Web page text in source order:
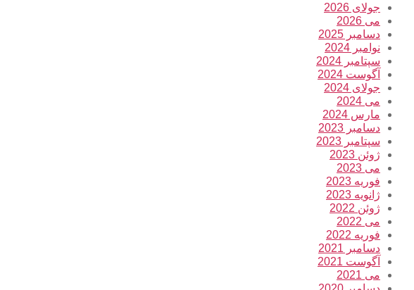
جولای 2026
می 2026
دسامبر 2025
نوامبر 2024
سپتامبر 2024
آگوست 2024
جولای 2024
می 2024
مارس 2024
دسامبر 2023
سپتامبر 2023
ژوئن 2023
می 2023
فوریه 2023
ژانویه 2023
ژوئن 2022
می 2022
فوریه 2022
دسامبر 2021
آگوست 2021
می 2021